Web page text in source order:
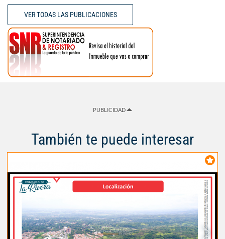
VER TODAS LAS PUBLICACIONES
PUBLICIDAD
También te puede interesar